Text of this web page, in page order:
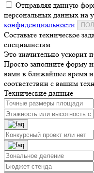
Отправляя данную
персональных данных на
конфиденциальности
Составьте техническое
специалистам
Это значительно ускорит
Просто заполните форму
вами в ближайшее время и
соответствии с вашим
Технические данные